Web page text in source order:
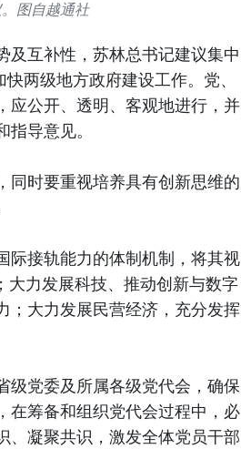
图自越通社
及互补性，苏林总书记建议集中
两级地方政府建设工作。党、
应公开、透明、客观地进行，并
导意见。
同时要重视培养具有创新思维的
际接轨能力的体制机制，将其视
大力发展科技、推动创新与数字
；大力发展民营经济，充分发挥
级党委及所属各级党代会，确保
在筹备和组织党代会过程中，必
、凝聚共识，激发全体党员干部